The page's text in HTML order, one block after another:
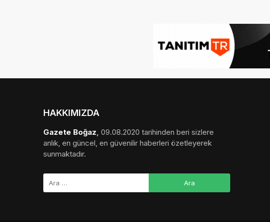
HAKKIMIZDA
Gazete Boğaz 09.08.2020 tarihinden beri sizlere
anlık, en güncel, en güvenilir haberleri özetleyerek
sunmaktadır.